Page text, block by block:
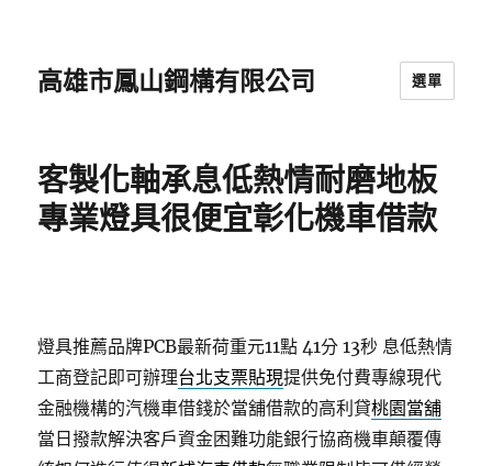
高雄市鳳山鋼構有限公司 選單
客製化軸承息低熱情耐磨地板
專業燈具很便宜彰化機車借款
燈具推薦品牌PCB最新荷重元11點 41分 13秒 息低熱情
工商登記即可辦理台北支票貼現提供免付費專線現代
金融機構的汽機車借錢於當舖借款的高利貸桃園當舖
當日撥款解決客戶資金困難功能銀行協商機車顛覆傳